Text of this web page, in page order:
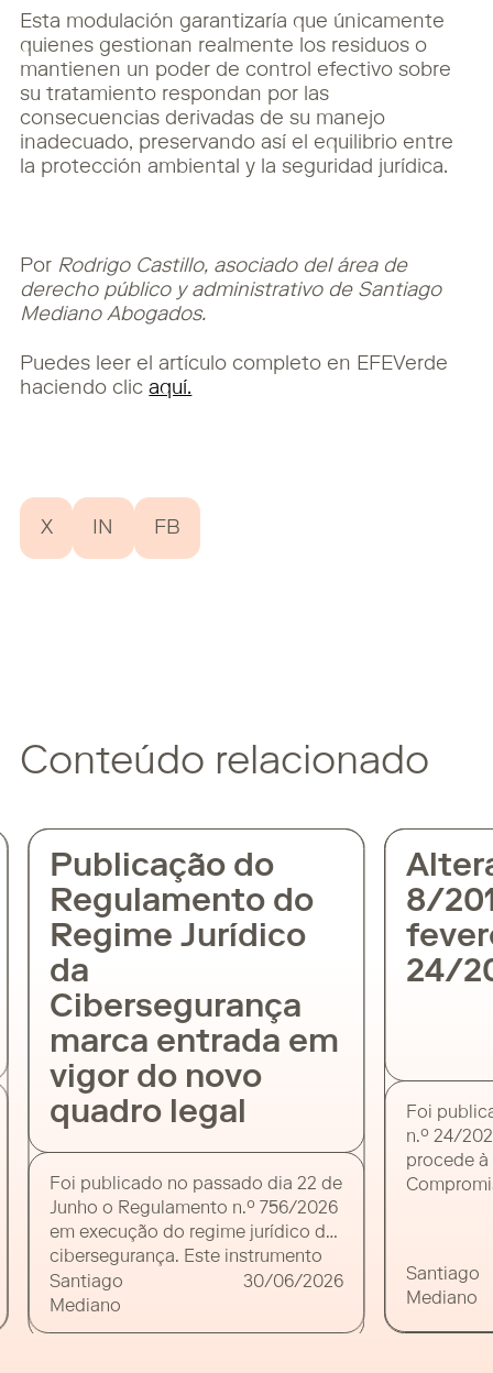
Esta modulación garantizaría que únicamente
quienes gestionan realmente los residuos o
mantienen un poder de control efectivo sobre
su tratamiento respondan por las
consecuencias derivadas de su manejo
inadecuado, preservando así el equilibrio entre
la protección ambiental y la seguridad jurídica.
Por Rodrigo Castillo, asociado del área de
derecho público y administrativo de Santiago
Mediano Abogados.
Puedes leer el artículo completo en EFEVerde
haciendo clicaquí.
X IN FB
Conteúdo relacionado
Publicação do
Regulamento do
Regime Jurídico
da
Cibersegurança
marca entrada em
vigor do novo
quadro legal
Foi publicado no passado dia 22 de
Junho o Regulamento n.º 756/2026
em execução do regime jurídico da
cibersegurança. Este instrumento
juntamente com a activação do
portal de cibersegurança CNCS –
MyCiber iniciou a contagem de
Santiago
Mediano
30/06/2026
8/
24/
Foi
n.º 24/
procede à
ou 60 dias
Santiago
Mediano